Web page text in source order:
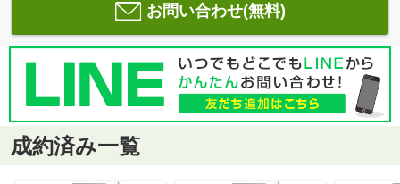
お問い合わせ(無料)
成約済み一覧